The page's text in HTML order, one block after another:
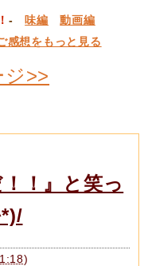
- 味編
動画編
感想をもっと見る
ジ>>
！』と笑っ
)